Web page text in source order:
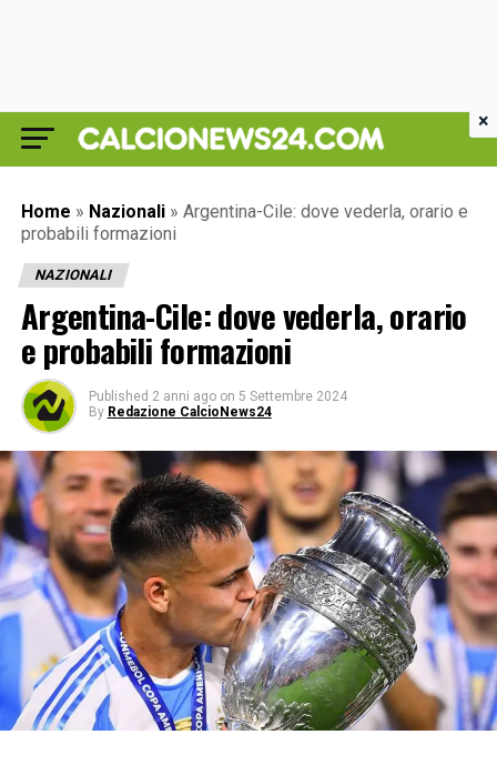
Home » Nazionali » Argentina-Cile: dove vederla, orario e
probabili formazioni
NAZIONALI
Argentina-Cile: dove vederla, orario
e probabili formazioni
Published 2 anni ago on 5 Settembre 2024
By Redazione CalcioNews24
×